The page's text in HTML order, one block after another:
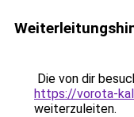
Die von dir
https://vorota-
weiterzuleiten.